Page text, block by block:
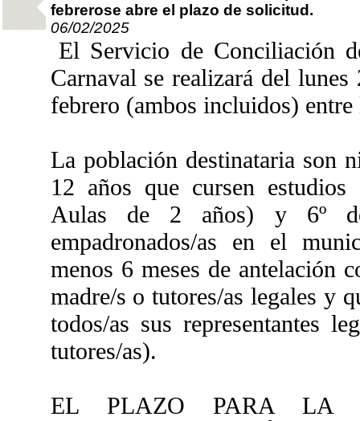
febrerose abre el plazo de solicitud.
06/02/2025
El Servicio de Conciliación
Carnaval se realizará del lunes
febrero (ambos incluidos)
La población destinataria son
12 años que cursen
Aulas de 2 años) y 6º
empadronados/as en el
menos 6 meses de antelación
madre/s o tutores/as legales y
todos/as sus representantes
tutores/as).
EL PLAZO PARA LA